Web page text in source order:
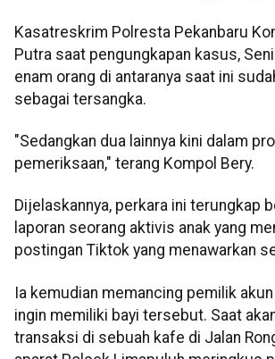
Kasatreskrim Polresta Pekanbaru
Putra saat pengungkapan kasus,
enam orang di antaranya saat ini
sebagai tersangka.
"Sedangkan dua lainnya kini dalam
pemeriksaan," terang Kompol Bery.
Dijelaskannya, perkara ini terungkap
laporan seorang aktivis anak yang
postingan Tiktok yang menawarkan
Ia kemudian memancing pemilik
ingin memiliki bayi tersebut. Saat
transaksi di sebuah kafe di Jalan